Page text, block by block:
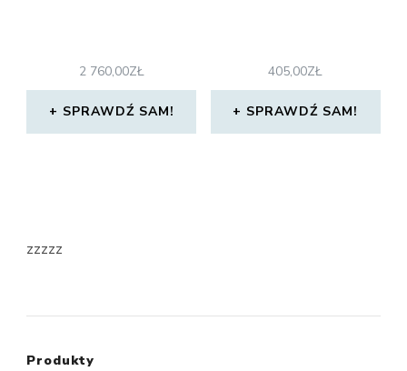
2 760,00ZŁ
SPRAWDŹ SAM!
405,00ZŁ
SPRAWDŹ SAM!
zzzzz
Produkty